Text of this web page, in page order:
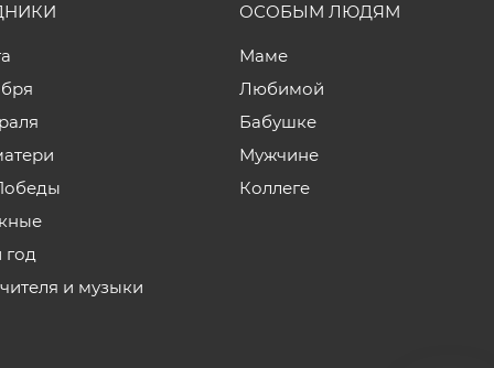
и музыки
ОСОБЫМ ЛЮДЯМ
Маме
Любимой
Бабушке
Мужчине
Коллеге